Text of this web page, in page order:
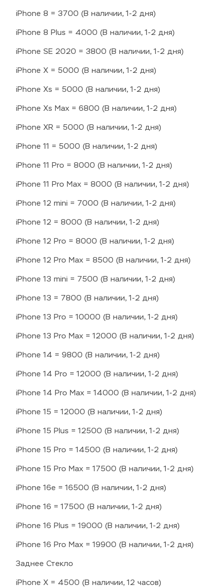
iPhone 8 = 3700 (В наличии, 1-2 дня)
iPhone 8 Plus = 4000 (В наличии, 1-2 дня)
iPhone SE 2020 = 3800 (В наличии, 1-2 дня)
iPhone X = 5000 (В наличии, 1-2 дня)
iPhone Xs = 5000 (В наличии, 1-2 дня)
iPhone Xs Max = 6800 (В наличии, 1-2 дня)
iPhone XR = 5000 (В наличии, 1-2 дня)
iPhone 11 = 5000 (В наличии, 1-2 дня)
iPhone 11 Pro = 8000 (В наличии, 1-2 дня)
iPhone 11 Pro Max = 8000 (В наличии, 1-2 дня)
iPhone 12 mini = 7000 (В наличии, 1-2 дня)
iPhone 12 = 8000 (В наличии, 1-2 дня)
iPhone 12 Pro = 8000 (В наличии, 1-2 дня)
iPhone 12 Pro Max = 8500 (В наличии, 1-2 дня)
iPhone 13 mini = 7500 (В наличии, 1-2 дня)
iPhone 13 = 7800 (В наличии, 1-2 дня)
iPhone 13 Pro = 10000 (В наличии, 1-2 дня)
iPhone 13 Pro Max = 12000 (В наличии, 1-2 дня)
iPhone 14 = 9800 (В наличии, 1-2 дня)
iPhone 14 Pro = 12000 (В наличии, 1-2 дня)
iPhone 14 Pro Max = 14000 (В наличии, 1-2 дня)
iPhone 15 = 12000 (В наличии, 1-2 дня)
iPhone 15 Plus = 12500 (В наличии, 1-2 дня)
iPhone 15 Pro = 14500 (В наличии, 1-2 дня)
iPhone 15 Pro Max = 17500 (В наличии, 1-2 дня)
iPhone 16e = 16500 (В наличии, 1-2 дня)
iPhone 16 = 17500 (В наличии, 1-2 дня)
iPhone 16 Plus = 19000 (В наличии, 1-2 дня)
iPhone 16 Pro Max = 19900 (В наличии, 1-2 дня)
Заднее Стекло
iPhone X = 4500 (В наличии, 12 часов)